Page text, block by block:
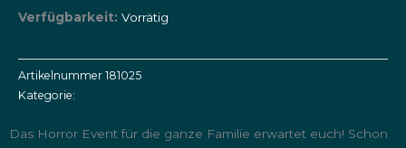
18.10.2025
Uhr
Menge
Verfügbarkeit: Vorrätig
Artikelnummer 181025
Kategorie:
Das Horror Event für die ganze Familie erwartet euch! Schon